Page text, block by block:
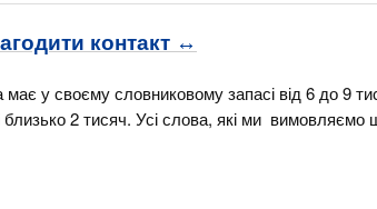
контакт ↔
у своєму словниковому запасі від 6 до 9
2 тисяч. Усі слова, які ми вимовляємо